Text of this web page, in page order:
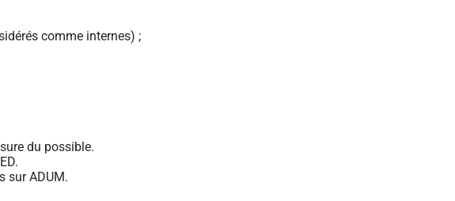
comme internes) ;
du possible.
sur ADUM.